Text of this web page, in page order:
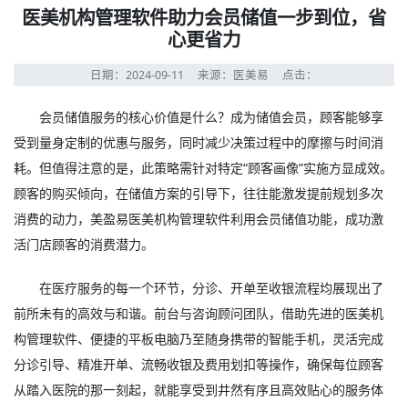
医美机构管理软件助力会员储值一步到位，省
心更省力
日期：2024-09-11 来源：医美易 点击：
会员储值服务的核心价值是什么？成为储值会员，顾客能够享
受到量身定制的优惠与服务，同时减少决策过程中的摩擦与时间消
耗。但值得注意的是，此策略需针对特定“顾客画像”实施方显成效。
顾客的购买倾向，在储值方案的引导下，往往能激发提前规划多次
消费的动力，美盈易医美机构管理软件利用会员储值功能，成功激
活门店顾客的消费潜力。
在医疗服务的每一个环节，分诊、开单至收银流程均展现出了
前所未有的高效与和谐。前台与咨询顾问团队，借助先进的医美机
构管理软件、便捷的平板电脑乃至随身携带的智能手机，灵活完成
分诊引导、精准开单、流畅收银及费用划扣等操作，确保每位顾客
从踏入医院的那一刻起，就能享受到井然有序且高效贴心的服务体